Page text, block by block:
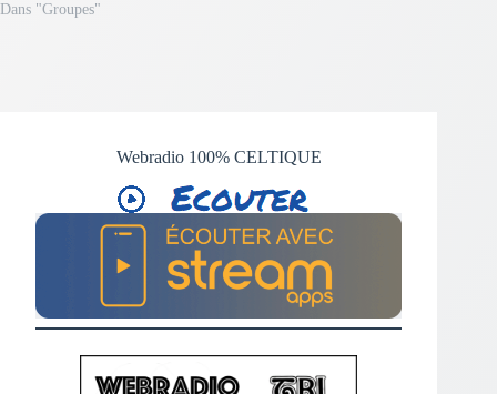
Dans "Groupes"
Webradio 100% CELTIQUE